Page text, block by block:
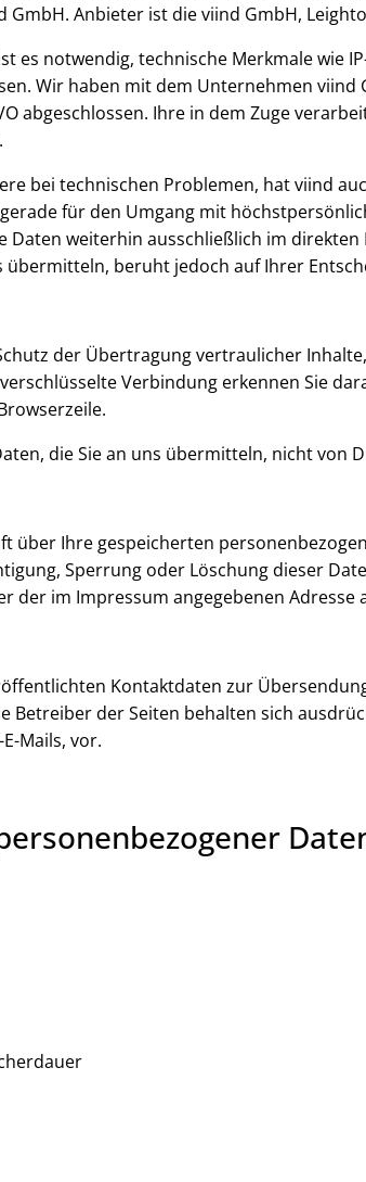
Anbieter ist die viind GmbH,
es notwendig, technische Merkmale wie
Wir haben mit dem Unternehmen
abgeschlossen. Ihre in dem Zuge
bei technischen Problemen, hat viind
für den Umgang mit
Daten weiterhin ausschließlich im
übermitteln, beruht jedoch auf Ihrer
der Übertragung vertraulicher
Verbindung erkennen Sie
die Sie an uns übermitteln, nicht von
über Ihre gespeicherten
Sperrung oder Löschung dieser
der im Impressum angegebenen Adresse
Kontaktdaten zur
der Seiten behalten sich
Mails, vor.